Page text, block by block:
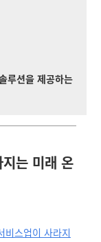
루션을 제공하는
는 미래 온
비스업이 사라지